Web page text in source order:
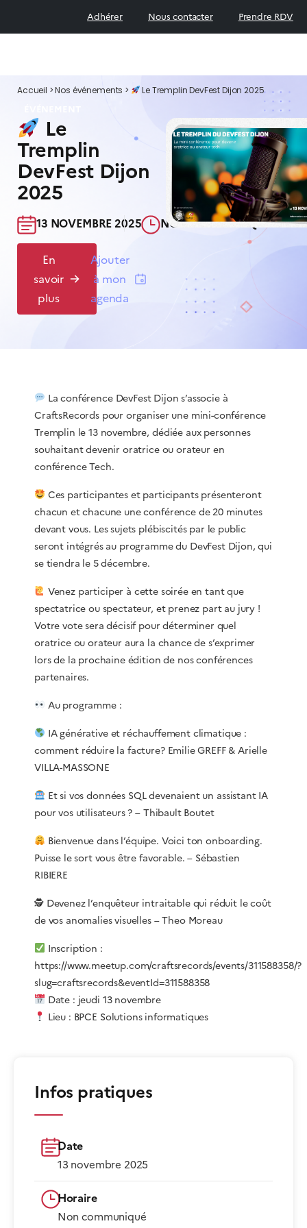
Adhérer Nous contacter Prendre RDV
Accueil >Nos événements > Le Tremplin DevFest Dijon 2025
Le
Tremplin
DevFest Dijon
2025
13 NOVEMBRE 2025​ NON COMMUNIQUÉ​
En
savoir
plus
Ajouter
à mon
agenda
La conférence DevFest Dijon s’associe à
CraftsRecords pour organiser une mini-conférence
Tremplin le 13 novembre, dédiée aux personnes
souhaitant devenir oratrice ou orateur en
conférence Tech.
Ces participantes et participants présenteront
chacun et chacune une conférence de 20 minutes
devant vous. Les sujets plébiscités par le public
seront intégrés au programme du DevFest Dijon, qui
se tiendra le 5 décembre.
Venez participer à cette soirée en tant que
spectatrice ou spectateur, et prenez part au jury !
Votre vote sera décisif pour déterminer quel
oratrice ou orateur aura la chance de s’exprimer
lors de la prochaine édition de nos conférences
partenaires.
Au programme :
IA générative et réchauffement climatique :
comment réduire la facture? Emilie GREFF & Arielle
VILLA-MASSONE
Et si vos données SQL devenaient un assistant IA
pour vos utilisateurs ? – Thibault Boutet
Bienvenue dans l’équipe. Voici ton onboarding.
Puisse le sort vous être favorable. – Sébastien
RIBIERE
🕵️ Devenez l’enquêteur intraitable qui réduit le coût
de vos anomalies visuelles – Theo Moreau
Inscription :
https://www.meetup.com/craftsrecords/events/311588358/?
slug=craftsrecords&eventId=311588358
Date : jeudi 13 novembre
Lieu : BPCE Solutions informatiques
Infos pratiques
Date
13 novembre 2025
Horaire
Non communiqué​